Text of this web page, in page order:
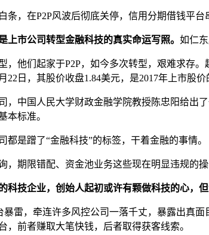
条，在P2P风波后彻底关停，信用分期借钱平
上市公司转型金融科技的真实命运写照。 如仁
，他们起家于P2P，如今多次转型，艰难求存
22日，其股价收盘1.84美元，是2017年上市股价
，中国人民大学财政金融学院教授陈忠阳给出了
本标准。
都是蹭了“金融科技”的标签，干着金融的事情。
，期限错配、资金池业务这些现在明显违规的
科技企业，创始人起初或许有颗做科技的心，但
暴雷，牵连许多风控公司一落千丈，暴露出真
，前者赚取大笔快钱，后者取得获客线索。